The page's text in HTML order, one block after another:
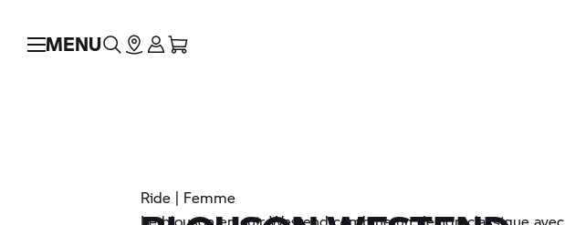
MENU
Ride | Femme